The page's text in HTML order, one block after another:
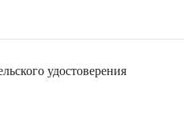
удостоверения